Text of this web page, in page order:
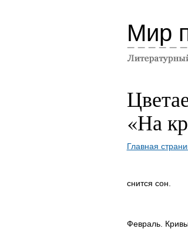
Мир
«На
Главная
снится сон.
Февраль.